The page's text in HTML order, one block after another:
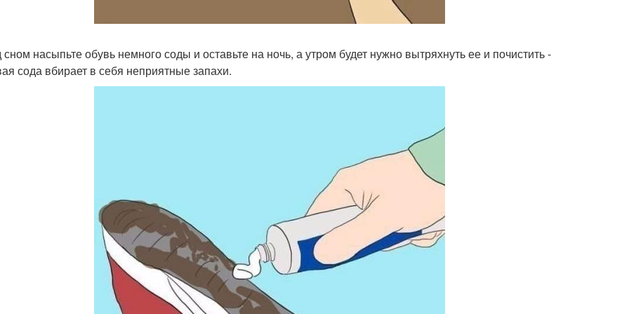
насыпьте обувь немного соды и оставьте на ночь, а утром будет нужно вытряхнуть ее и почистить -
сода вбирает в себя неприятные запахи.